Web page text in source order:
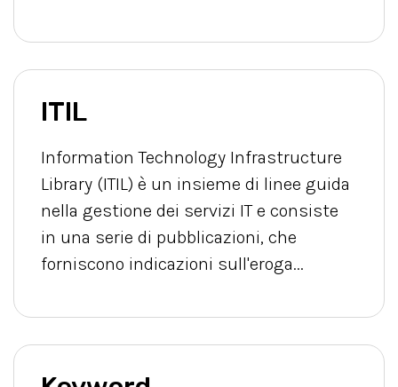
ITIL
Information Technology Infrastructure
Library (ITIL) è un insieme di linee guida
nella gestione dei servizi IT e consiste
in una serie di pubblicazioni, che
forniscono indicazioni sull'eroga...